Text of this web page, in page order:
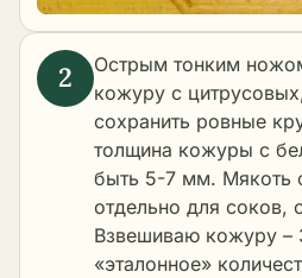
Острым тонким
кожуру с
сохранить ровные
толщина кожуры с
быть 5-7 мм. Мякоть
отдельно для соков,
Взвешиваю кожуру –
«эталонное»